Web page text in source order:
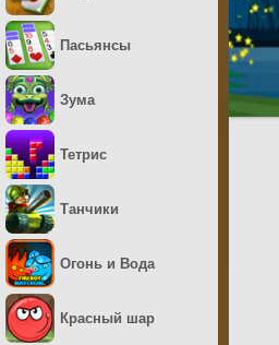
Пасьянсы
Зума
Тетрис
Танчики
Огонь и Вода
Красный шар